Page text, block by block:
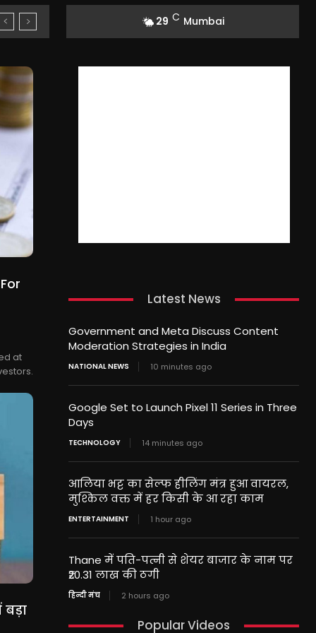
29 C Mumbai
at
Latest News
Government and Meta Discuss Content
Moderation Strategies in India
NATIONAL NEWS 10 minutes ago
Google Set to Launch Pixel 11 Series in Three
Days
TECHNOLOGY 14 minutes ago
आलिया भट्ट का सेल्फ हीलिंग मंत्र हुआ वायरल,
मुश्किल वक्त में हर किसी के आ रहा काम
ENTERTAINMENT 1 hour ago
Thane में पति-पत्नी से शेयर बाजार के नाम पर
₹20.31 लाख की ठगी
हिन्दी मंच 2 hours ago
Popular Videos